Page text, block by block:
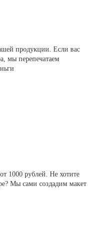
продукции. Если вас
мы перепечатаем
1000 рублей. Не хотите
Мы сами создадим макет